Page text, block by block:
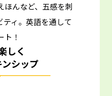
ほんなど、五感を刺
ィ。 英語を通して
ト！
しく
シップ